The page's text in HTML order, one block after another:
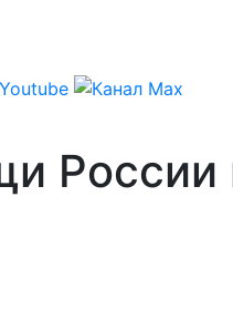
России